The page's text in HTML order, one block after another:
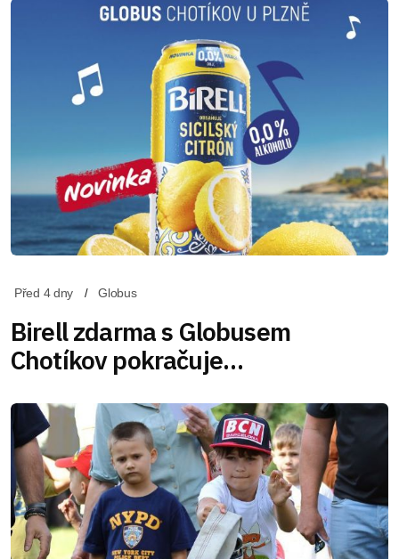
Před 4 dny Globus
Birell zdarma s Globusem
Chotíkov pokračuje…